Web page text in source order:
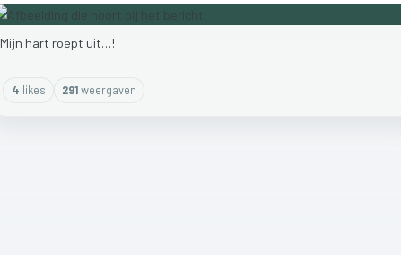
Mijn hart roept uit…!
4 likes 291weergaven